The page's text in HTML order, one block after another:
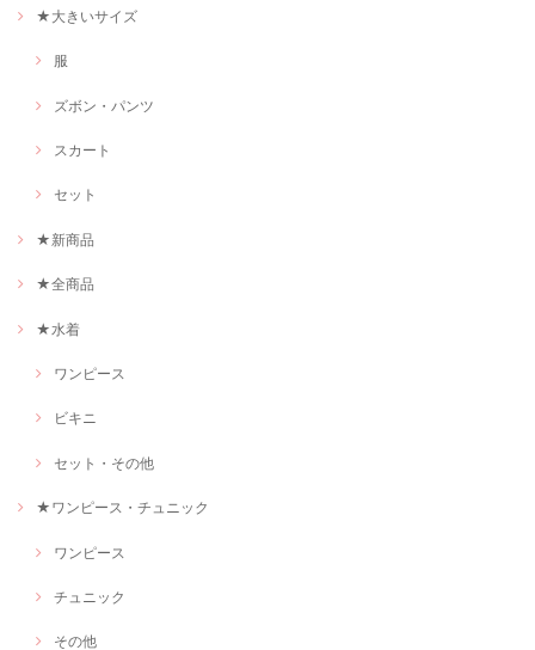
★大きいサイズ
服
ズボン・パンツ
スカート
セット
★新商品
★全商品
★水着
ワンピース
ビキニ
セット・その他
★ワンピース・チュニック
ワンピース
チュニック
その他